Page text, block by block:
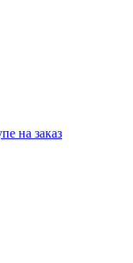
на заказ